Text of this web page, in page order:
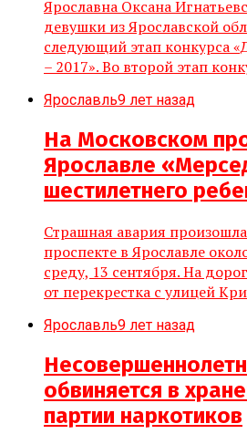
Ярославна Оксана
девушки из Ярославской
следующий этап конкурса
– 2017». Во второй этап
Ярославль9 лет назад
На Московском
Ярославле
шестилетнего
Страшная авария
проспекте в Ярославле
среду, 13 сентября. На
от перекрестка с улицей
Ярославль9 лет назад
обвиняется в
партии наркотиков